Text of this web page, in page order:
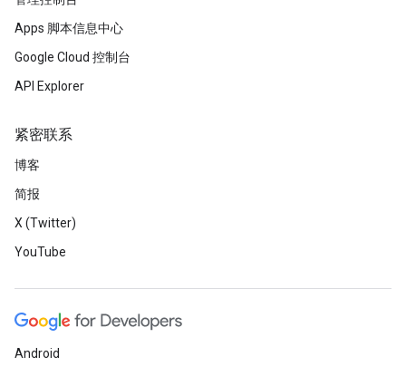
Apps 脚本信息中心
Google Cloud 控制台
API Explorer
紧密联系
博客
简报
X (Twitter)
YouTube
Android